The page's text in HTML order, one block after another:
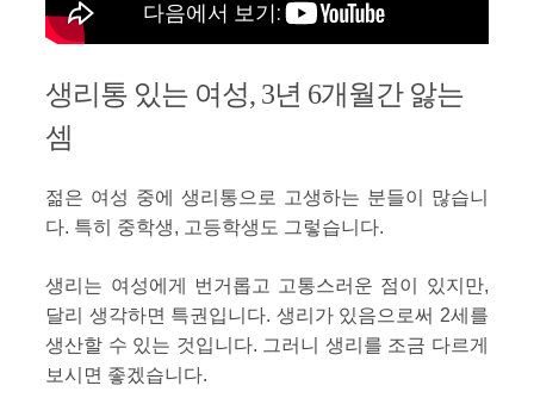
생리통 있는 여성, 3년 6개월간 앓는
셈
젊은 여성 중에 생리통으로 고생하는 분들이 많습니
다. 특히 중학생, 고등학생도 그렇습니다.
생리는 여성에게 번거롭고 고통스러운 점이 있지만,
달리 생각하면 특권입니다. 생리가 있음으로써 2세를
생산할 수 있는 것입니다. 그러니 생리를 조금 다르게
보시면 좋겠습니다.